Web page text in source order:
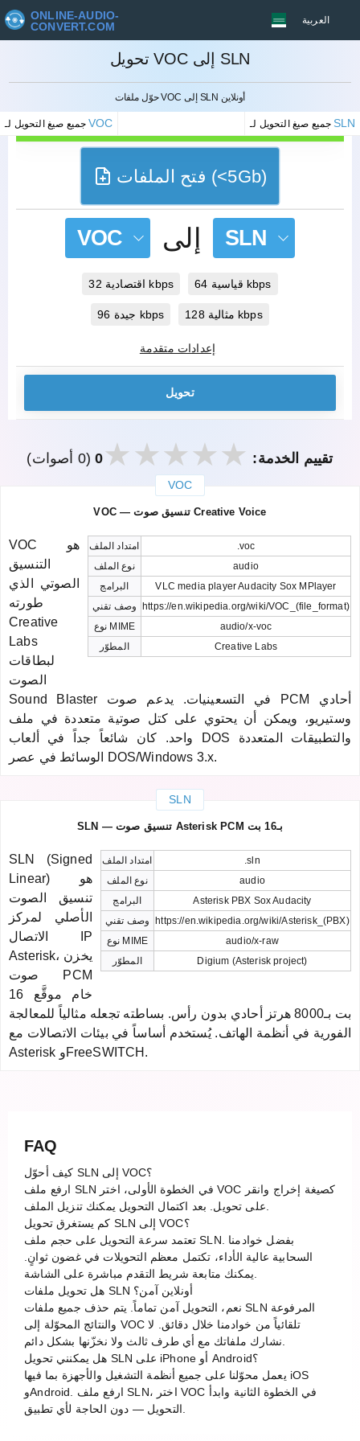
ONLINE-AUDIO-
CONVERT.COM
العربية
تحويل VOC إلى SLN
حوّل ملفات VOC إلى SLN أونلاين
جميع صيغ التحويل لـVOC SLN
إلغاء
فتح الملفات (<5Gb)
VOC إلى SLN
اقتصادية 32 kbps قياسية 64 kbps
جيدة 96 kbps مثالية 128 kbps
إعدادات متقدمة
تحويل
تقييم الخدمة: 0(0 أصوات)
VOC
VOC — تنسيق صوت Creative Voice
امتداد الملف
.voc
نوع الملف
audio
البرامج
VLC media player Audacity Sox MPlayer
وصف تقني https://en.wikipedia.org/wiki/VOC_(file_format)
نوع MIME
audio/x-voc
المطوّر
Creative Labs
VOC هو
التنسيق
الصوتي الذي
طورته
Creative
Labs
لبطاقات
الصوت
Sound Blaster في التسعينيات. يدعم صوت PCM أحادي
وستيريو، ويمكن أن يحتوي على كتل صوتية متعددة في ملف
واحد. كان شائعاً جداً في ألعاب DOS والتطبيقات المتعددة
الوسائط في عصر DOS/Windows 3.x.
SLN
SLN — تنسيق صوت Asterisk PCM بـ16 بت
امتداد الملف
.sln
نوع الملف
audio
البرامج
Asterisk PBX Sox Audacity
وصف تقني https://en.wikipedia.org/wiki/Asterisk_(PBX)
نوع MIME
audio/x-raw
المطوّر
Digium (Asterisk project)
SLN (Signed
Linear) هو
تنسيق الصوت
الأصلي لمركز
الاتصال IP
Asterisk، يخزن
صوت PCM
خام موقَّع 16
بت بـ8000 هرتز أحادي بدون رأس. بساطته تجعله مثالياً للمعالجة
الفورية في أنظمة الهاتف. يُستخدم أساساً في بيئات الاتصالات مع
Asterisk وFreeSWITCH.
FAQ
كيف أحوّل SLN إلى VOC؟
ارفع ملف SLN في الخطوة الأولى، اختر VOC كصيغة إخراج وانقر
كم يستغرق تحويل SLN إلى VOC؟
تعتمد سرعة التحويل على حجم ملف SLN. بفضل خوادمنا
السحابية عالية الأداء، تكتمل معظم التحويلات في غضون ثوانٍ.
هل تحويل ملفات SLN أونلاين آمن؟
نعم، التحويل آمن تماماً. يتم حذف جميع ملفات SLN المرفوعة
والنتائج المحوّلة إلى VOC تلقائياً من خوادمنا خلال دقائق. لا
هل يمكنني تحويل SLN على iPhone أو Android؟
يعمل محوّلنا على جميع أنظمة التشغيل والأجهزة بما فيها iOS
وAndroid. ارفع ملف SLN، اختر VOC في الخطوة الثانية وابدأ